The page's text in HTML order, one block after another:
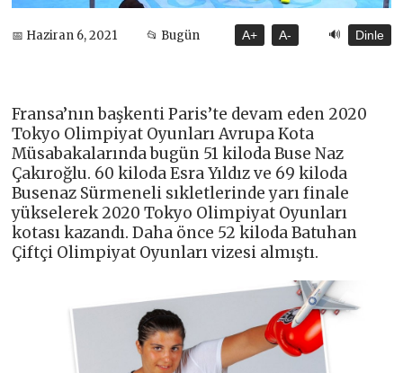
📅 Haziran 6, 2021 📂 Bugün A+ A- 🔊 Dinle
Fransa’nın başkenti Paris’te devam eden 2020
Tokyo Olimpiyat Oyunları Avrupa Kota
Müsabakalarında bugün 51 kiloda Buse Naz
Çakıroğlu. 60 kiloda Esra Yıldız ve 69 kiloda
Busenaz Sürmeneli sıkletlerinde yarı finale
yükselerek 2020 Tokyo Olimpiyat Oyunları
kotası kazandı. Daha önce 52 kiloda Batuhan
Çiftçi Olimpiyat Oyunları vizesi almıştı.